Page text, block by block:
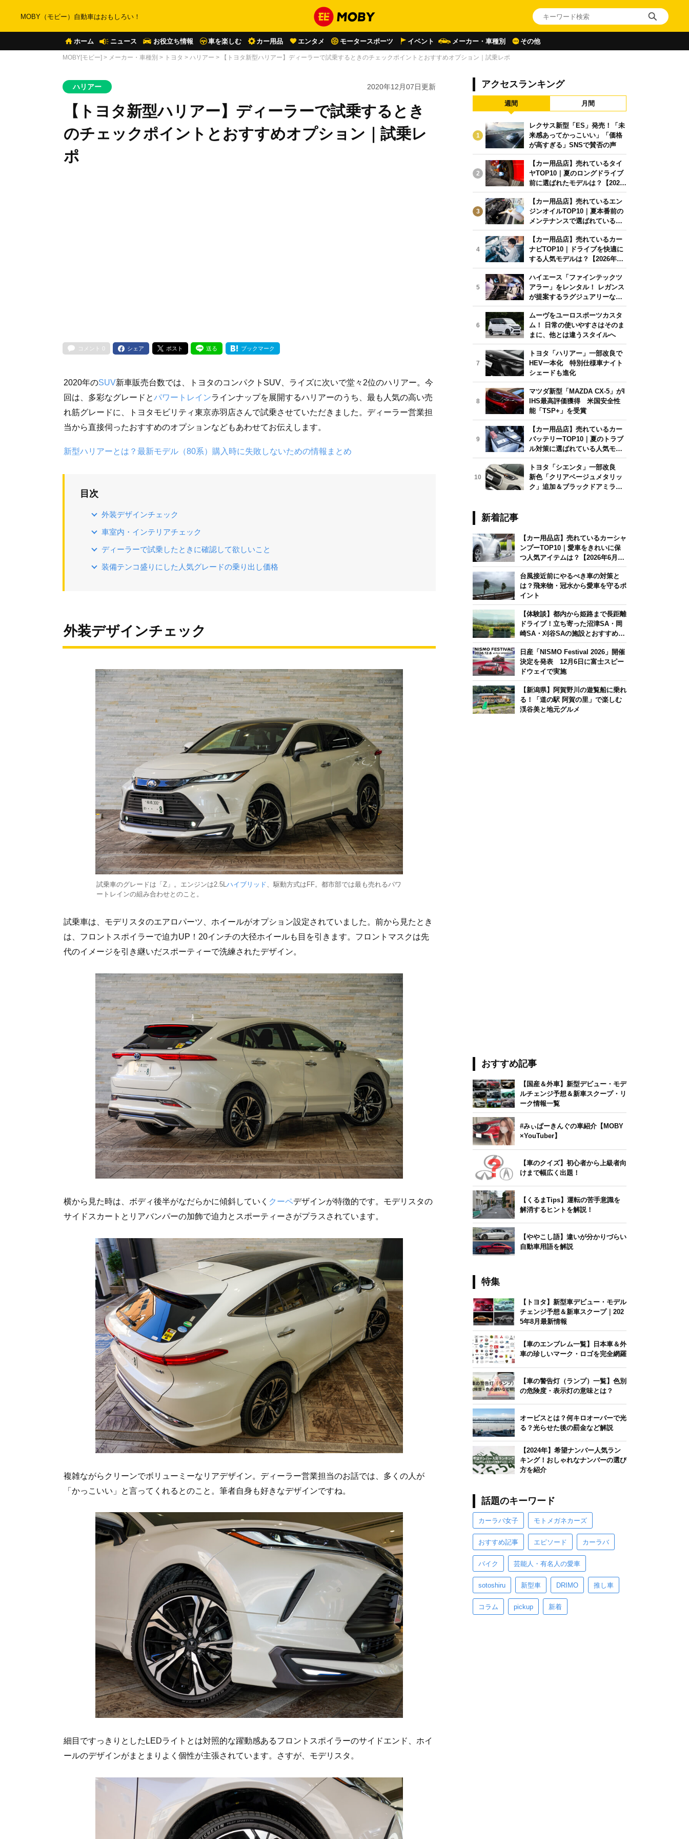
MOBY（モビー）自動車はおもしろい！
ホーム ニュース お役立ち情報 車を楽しむ カー用品 エンタメ モータースポーツ イベント メーカー・車種別 その他
MOBY[モビー] > メーカー・車種別 > トヨタ > ハリアー > 【トヨタ新型ハリアー】ディーラーで試乗するときのチェックポイントとおすすめオプション｜試乗レポ
ハリアー 2020年12月07日更新
【トヨタ新型ハリアー】ディーラーで試乗するとき
のチェックポイントとおすすめオプション｜試乗レ
ポ
コメント 0 シェア ポスト 送る ブックマーク
2020年のSUV新車販売台数では、トヨタのコンパクトSUV、ライズに次いで堂々2位のハリアー。今
回は、多彩なグレードとパワートレインラインナップを展開するハリアーのうち、最も人気の高い売
れ筋グレードに、トヨタモビリティ東京赤羽店さんで試乗させていただきました。ディーラー営業担
当から直接伺ったおすすめのオプションなどもあわせてお伝えします。
新型ハリアーとは？最新モデル（80系）購入時に失敗しないための情報まとめ
目次
外装デザインチェック
車室内・インテリアチェック
ディーラーで試乗したときに確認して欲しいこと
装備テンコ盛りにした人気グレードの乗り出し価格
外装デザインチェック
試乗車のグレードは「Z」。エンジンは2.5Lハイブリッド、駆動方式はFF。都市部では最も売れるパワ
ートレインの組み合わせとのこと。
試乗車は、モデリスタのエアロパーツ、ホイールがオプション設定されていました。前から見たとき
は、フロントスポイラーで迫力UP！20インチの大径ホイールも目を引きます。フロントマスクは先
代のイメージを引き継いだスポーティーで洗練されたデザイン。
横から見た時は、ボディ後半がなだらかに傾斜していく クーペデザインが特徴的です。モデリスタの
サイドスカートとリアバンパーの加飾で迫力とスポーティーさがプラスされています。
複雑ながらクリーンでボリューミーなリアデザイン。ディーラー営業担当のお話では、多くの人が
「かっこいい」と言ってくれるとのこと。筆者自身も好きなデザインですね。
細目ですっきりとしたLEDライトとは対照的な躍動感あるフロントスポイラーのサイドエンド、ホイ
ールのデザインがまとまりよく個性が主張されています。さすが、モデリスタ。
アクセスランキング
週間 月間
1
レクサス新型「ES」発売！「未
来感あってかっこいい」「価格
が高すぎる」SNSで賛否の声
2
【カー用品店】売れているタイ
ヤTOP10｜夏のロングドライブ
前に選ばれたモデルは？【2026
年6月版】
3
【カー用品店】売れているエン
ジンオイルTOP10｜夏本番前の
メンテナンスで選ばれている人
気モデルは？【2026年6月版】
4
【カー用品店】売れているカー
ナビTOP10｜ドライブを快適に
する人気モデルは？【2026年6
月版】
5
ハイエース「ファインテックツ
アラー」をレンタル！ レガンス
が提案するラグジュアリーな移
動体験
6
ムーヴをユーロスポーツカスタ
ム！ 日常の使いやすさはそのま
まに、他とは違うスタイルへ
7
トヨタ「ハリアー」一部改良で
HEV一本化 特別仕様車ナイト
シェードも進化
8
マツダ新型「MAZDA CX-5」がI
IHS最高評価獲得 米国安全性
能「TSP+」を受賞
9
【カー用品店】売れているカー
バッテリーTOP10｜夏のトラブ
ル対策に選ばれている人気モデ
ルは？【2026年6月版】
10
トヨタ「シエンタ」一部改良
新色「クリアベージュメタリッ
ク」追加＆ブラックドアミラー
新着記事
【カー用品店】売れているカーシャ
ンプーTOP10｜愛車をきれいに保
つ人気アイテムは？【2026年6月
版】
台風接近前にやるべき車の対策と
は？飛来物・冠水から愛車を守るポ
イント
【体験談】都内から姫路まで長距離
ドライブ！立ち寄った沼津SA・岡
崎SA・刈谷SAの施設とおすすめグ
ルメを紹介
日産「NISMO Festival 2026」開催
決定を発表 12月6日に富士スピー
ドウェイで実施
【新潟県】阿賀野川の遊覧船に乗れ
る！「道の駅 阿賀の里」で楽しむ
渓谷美と地元グルメ
おすすめ記事
【国産＆外車】新型デビュー・モデ
ルチェンジ予想＆新車スクープ・リ
ーク情報一覧
#みぃぱーきんぐの車紹介【MOBY
×YouTuber】
【車のクイズ】初心者から上級者向
けまで幅広く出題！
【くるまTips】運転の苦手意識を
解消するヒントを解説！
【ややこし語】違いが分かりづらい
自動車用語を解説
特集
【トヨタ】新型車デビュー・モデル
チェンジ予想＆新車スクープ｜202
5年8月最新情報
【車のエンブレム一覧】日本車＆外
車の珍しいマーク・ロゴを完全網羅
【車の警告灯（ランプ）一覧】色別
の危険度・表示灯の意味とは？
オービスとは？何キロオーバーで光
る？光らせた後の罰金など解説
【2024年】希望ナンバー人気ラン
キング！おしゃれなナンバーの選び
方を紹介
話題のキーワード
カーラバ女子 モトメガネカーズ
おすすめ記事 エピソード カーラバ
バイク 芸能人・有名人の愛車
sotoshiru 新型車 DRIMO 推し車
コラム pickup 新着